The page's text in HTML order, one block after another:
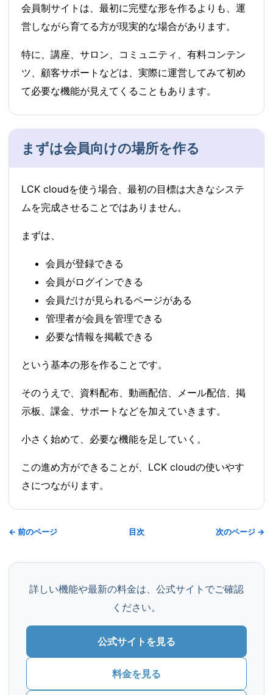
会員制サイトは、最初に完璧な形を作るよりも、運
営しながら育てる方が現実的な場合があります。
特に、講座、サロン、コミュニティ、有料コンテン
ツ、顧客サポートなどは、実際に運営してみて初め
て必要な機能が見えてくることもあります。
まずは会員向けの場所を作る
LCK cloudを使う場合、最初の目標は大きなシステ
ムを完成させることではありません。
まずは、
会員が登録できる
会員がログインできる
会員だけが見られるページがある
管理者が会員を管理できる
必要な情報を掲載できる
という基本の形を作ることです。
そのうえで、資料配布、動画配信、メール配信、掲
示板、課金、サポートなどを加えていきます。
小さく始めて、必要な機能を足していく。
この進め方ができることが、LCK cloudの使いやす
さにつながります。
← 前のページ 目次 次のページ →
詳しい機能や最新の料金は、公式サイトでご確認
ください。
公式サイトを見る
料金を見る